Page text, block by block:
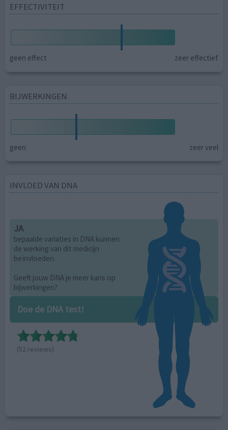
EFFECTIVITEIT
geen effect zeer effectief
BIJWERKINGEN
geen zeer veel
INVLOED VAN DNA
JA
bepaalde variaties in DNA kunnen
de werking van dit medicijn
beïnvloeden.
Geeft jouw DNA je meer kans op
bijwerkingen?
Doe de DNA test!
(52 reviews)